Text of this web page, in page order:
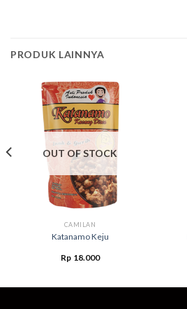
PRODUK LAINNYA
OUT OF STOCK
CAMILAN
Katanamo Keju
Rp 18.000